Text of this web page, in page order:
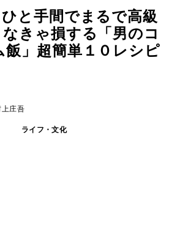
ひと手間でまるで高級
きゃ損する「男のコ
」超簡単１０レシピ
庄吾
ライフ・文化